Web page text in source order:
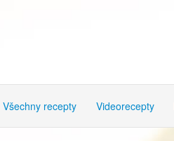
Všechny recepty Videorecepty